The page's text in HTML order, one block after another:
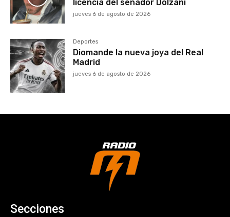
licencia del senador Dolzani
jueves 6 de agosto de 2026
Deportes
Diomande la nueva joya del Real
Madrid
jueves 6 de agosto de 2026
Secciones